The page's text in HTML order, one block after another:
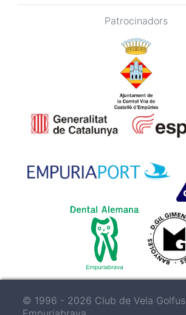
Patrocinadors
© 1996 - 2026 Club de Vela Golfus